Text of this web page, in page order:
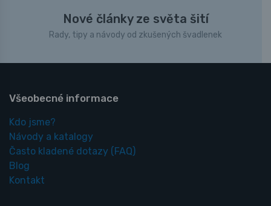
Nové články ze světa šití
Rady, tipy a návody od zkušených švadlenek
Všeobecné informace
Kdo jsme?
Návody a katalogy
Často kladené dotazy (FAQ)
Blog
Kontakt